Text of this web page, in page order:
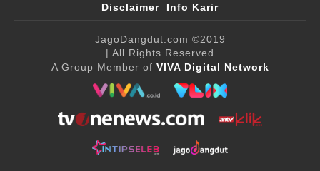
Disclaimer
Info Karir
JagoDangdut.com ©2019
| All Rights Reserved
A Group Member of VIVA Digital Network